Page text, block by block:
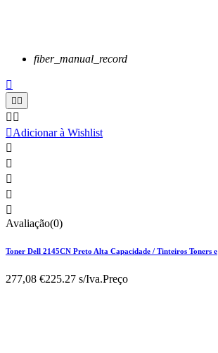
fiber_manual_record


 
Adicionar à Wishlist





Avaliação(0)
Toner Dell 2145CN Preto Alta Capacidade / Tinteiros Toners e
277,08 €225.27 s/Iva.Preço